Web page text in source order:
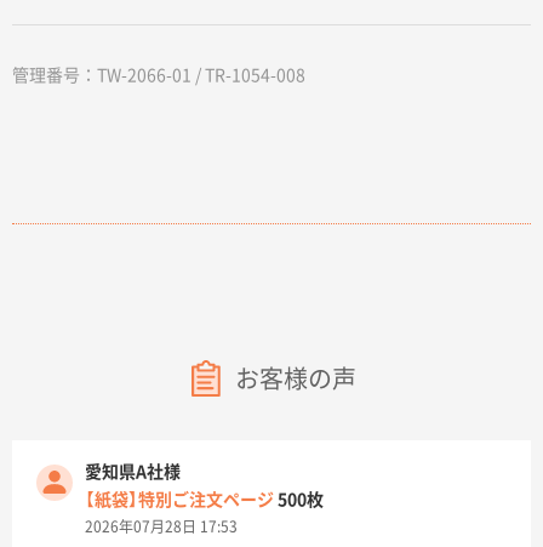
管理番号：TW-2066-01 / TR-1054-008
お客様の声
愛知県A社様
【紙袋】特別ご注文ページ 500枚
2026年07月28日 17:53